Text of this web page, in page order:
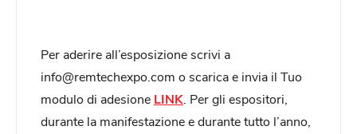
Per aderire all’esposizione scrivi a
info@remtechexpo.com o scarica e invia il Tuo
modulo di adesione LINK. Per gli espositori,
durante la manifestazione e durante tutto l’anno,